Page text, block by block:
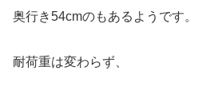
奥行き54cmのもあるようです。
耐荷重は変わらず、